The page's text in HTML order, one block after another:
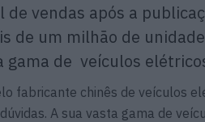
vendas após a
de um milhão de
gama de veículos
fabricante chinês de veículos
A sua vasta gama de